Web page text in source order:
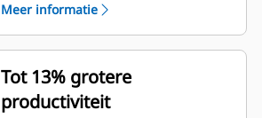
Weergavefunctie geïntegreerd
met de monitor van de machine
Positioneringssysteem maakt
verbinding met Cat GRADE met 3D
Meer informatie
Tot 13% grotere
productiviteit